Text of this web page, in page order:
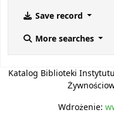
Save record
More searches
Katalog Biblioteki
Wdrożenie: